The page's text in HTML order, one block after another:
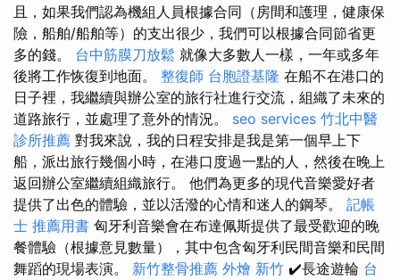
且，如果我們認為機組人員根據合同（房間和護理，健康保
險，船舶/船舶等）的支出很少，我們可以根據合同節省更
多的錢。 台中筋膜刀放鬆 就像大多數人一樣，一年或多年
後將工作恢復到地面。 整復師 台胞證基隆 在船不在港口的
日子裡，我繼續與辦公室的旅行社進行交流，組織了未來的
道路旅行，並處理了意外的情況。 seo services 竹北中醫
診所推薦 對我來說，我的日程安排是我是第一個早上下
船，派出旅行幾個小時，在港口度過一點的人，然後在晚上
返回辦公室繼續組織旅行。 他們為更多的現代音樂愛好者
提供了出色的體驗，並以活潑的心情和迷人的鋼琴。 記帳
士 推薦用書 匈牙利音樂會在布達佩斯提供了最受歡迎的晚
餐體驗（根據意見數量），其中包含匈牙利民間音樂和民間
舞蹈的現場表演。 新竹整骨推薦 外燴 新竹 ✔️長途遊輪 台